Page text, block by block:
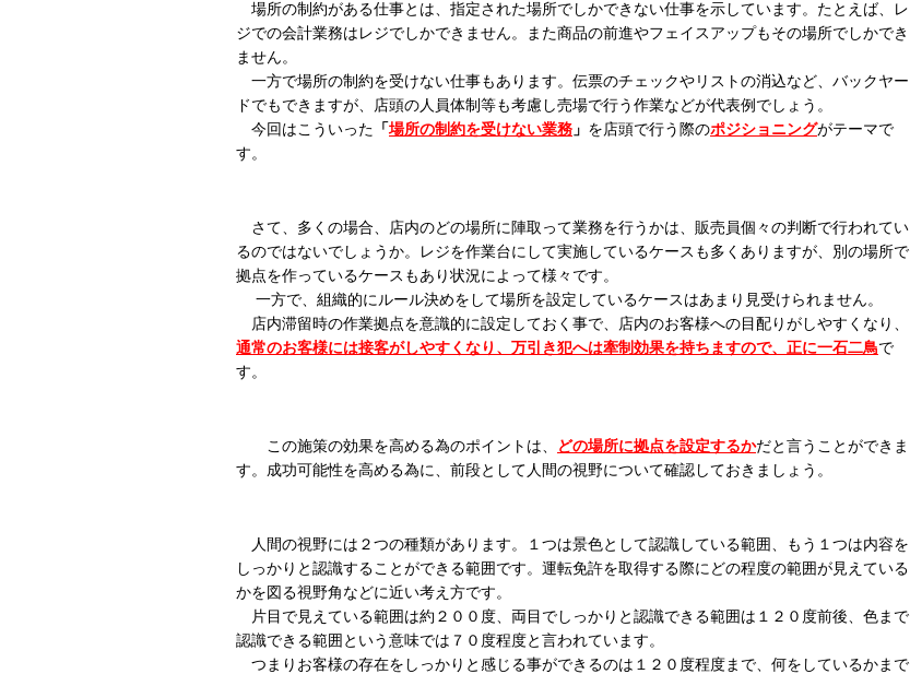
場所の制約がある仕事とは、指定された場所でしかできない仕事を示しています。たとえば、レ
ジでの会計業務はレジでしかできません。また商品の前進やフェイスアップもその場所でしかでき
ません。
一方で場所の制約を受けない仕事もあります。伝票のチェックやリストの消込など、バックヤー
ドでもできますが、店頭の人員体制等も考慮し売場で行う作業などが代表例でしょう。
今回はこういった 「 場所の制約を受けない業務 」 を店頭で行う際のポジショニングがテーマで
す。
さて、多くの場合、店内のどの場所に陣取って業務を行うかは、販売員個々の判断で行われてい
るのではないでしょうか。レジを作業台にして実施しているケースも多くありますが、別の場所で
拠点を作っているケースもあり状況によって様々です。
一方で、組織的にルール決めをして場所を設定しているケースはあまり見受けられません。
店内滞留時の作業拠点を意識的に設定しておく事で、店内のお客様への目配りがしやすくなり、
通常のお客様には接客がしやすくなり、万引き犯へは牽制効果を持ちますので、正に一石二鳥で
す。
この施策の効果を高める為のポイントは、 どの場所に拠点を設定するかだと言うことができま
す。成功可能性を高める為に、前段として人間の視野について確認しておきましょう。
人間の視野には２つの種類があります。１つは景色として認識している範囲、もう１つは内容を
しっかりと認識することができる範囲です。運転免許を取得する際にどの程度の範囲が見えている
かを図る視野角などに近い考え方です。
片目で見えている範囲は約２００度、両目でしっかりと認識できる範囲は１２０度前後、色まで
認識できる範囲という意味では７０度程度と言われています。
つまりお客様の存在をしっかりと感じる事ができるのは１２０度程度まで、何をしているかまで